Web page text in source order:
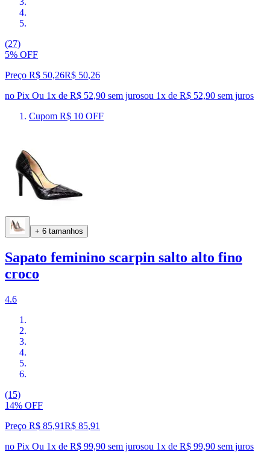
(27)
5% OFF
Preço R$ 50,26R$ 50,26
no Pix Ou 1x de R$ 52,90 sem jurosou 1x de R$ 52,90 sem juros
Cupom R$ 10 OFF
+ 6 tamanhos
Sapato feminino scarpin salto alto fino
croco
4.6
(15)
14% OFF
Preço R$ 85,91R$ 85,91
no Pix Ou 1x de R$ 99,90 sem jurosou 1x de R$ 99,90 sem juros